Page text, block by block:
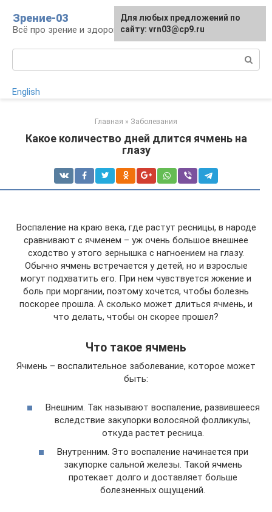
контенту
Зрение-03
Всё про зрение и здоровье глаз
English
Главная » Заболевания
Какое количество дней длится ячмень на
глазу
Воспаление на краю века, где растут ресницы, в народе
сравнивают с ячменем – уж очень большое внешнее
сходство у этого зернышка с нагноением на глазу.
Обычно ячмень встречается у детей, но и взрослые
могут подхватить его. При нем чувствуется жжение и
боль при моргании, поэтому хочется, чтобы болезнь
поскорее прошла. А сколько может длиться ячмень, и
что делать, чтобы он скорее прошел?
Что такое ячмень
Ячмень – воспалительное заболевание, которое может
быть:
Внешним. Так называют воспаление, развившееся
вследствие закупорки волосяной фолликулы,
откуда растет ресница.
Внутренним. Это воспаление начинается при
закупорке сальной железы. Такой ячмень
протекает долго и доставляет больше
болезненных ощущений.
Для любых предложений по
сайту: vrn03@cp9.ru